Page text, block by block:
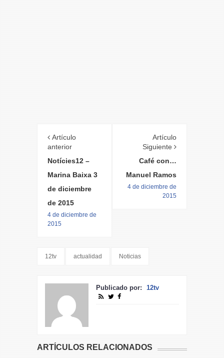
Artículo
anterior
Notícies12 –
Marina Baixa 3
de diciembre
de 2015
4 de diciembre de
2015
Artículo
Siguiente
Café con…
Manuel Ramos
4 de diciembre de
2015
12tv actualidad Noticias
Publicado por: 12tv
ARTÍCULOS RELACIONADOS